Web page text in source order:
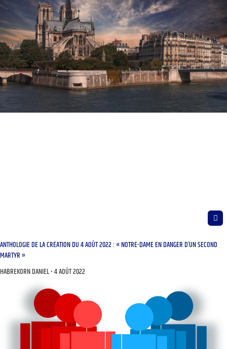
ANTHOLOGIE DE LA CRÉATION DU 4 AOÛT 2022 : « NOTRE-DAME EN DANGER D’UN SECOND
MARTYR »
HABREKORN DANIEL 4 AOÛT 2022